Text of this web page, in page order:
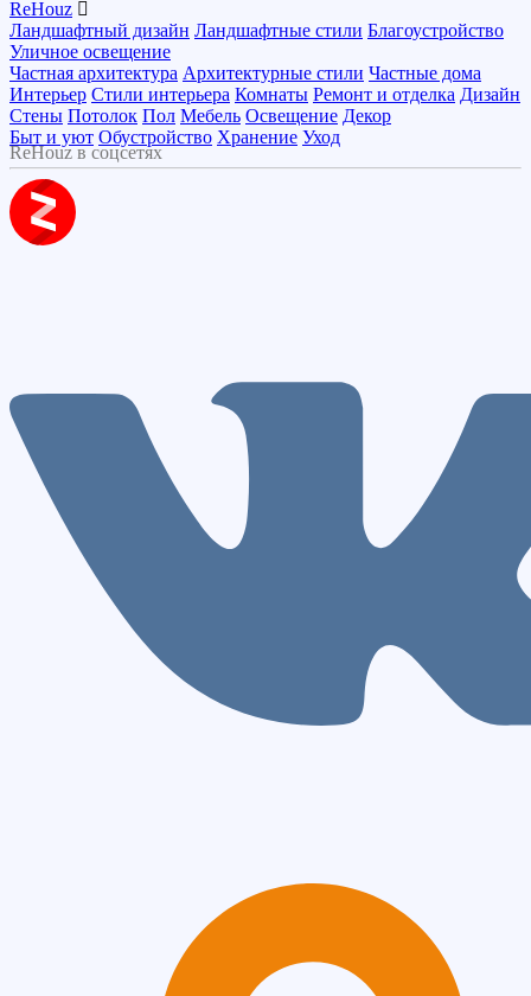
ReHouz
Ландшафтный дизайн Ландшафтные стили Благоустройство
Уличное освещение
Частная архитектура Архитектурные стили Частные дома
Интерьер Стили интерьера Комнаты Ремонт и отделка Дизайн
Стены Потолок Пол Мебель Освещение Декор
Быт и уют Обустройство Хранение Уход
ReHouz в соцсетях